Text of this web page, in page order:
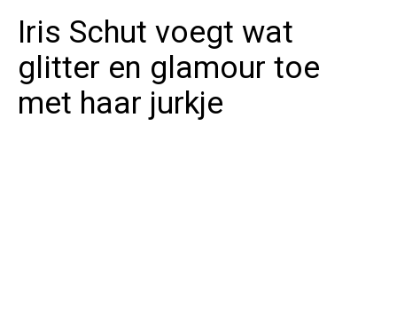
Iris Schut voegt wat
glitter en glamour toe
met haar jurkje